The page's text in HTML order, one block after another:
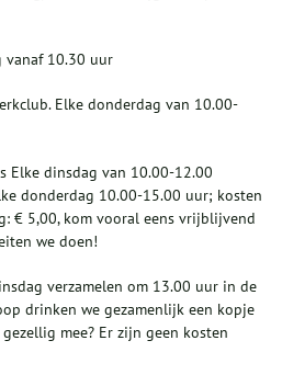
vanaf 10.30 uur
Elke donderdag van 10.00-
Elke dinsdag van 10.00-12.00
donderdag 10.00-15.00 uur; kosten
€ 5,00, kom vooral eens vrijblijvend
we doen!
verzamelen om 13.00 uur in de
drinken we gezamenlijk een kopje
mee? Er zijn geen kosten